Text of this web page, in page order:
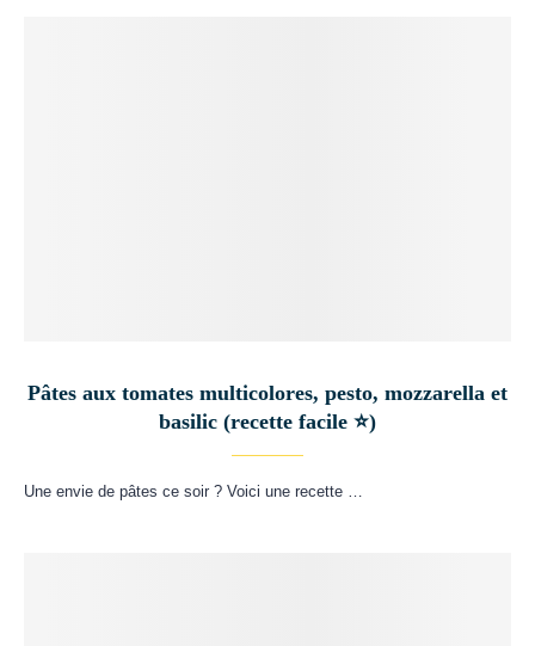
Pâtes aux tomates multicolores, pesto, mozzarella et
basilic (recette facile ⭐)
Une envie de pâtes ce soir ? Voici une recette …